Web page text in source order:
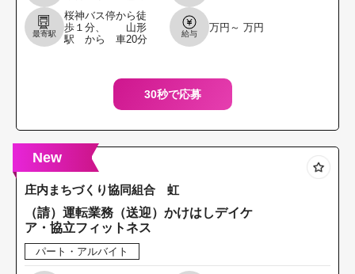
※応募の際は、ハ
ローワークからの
「紹介状の交付」
最寄駅
桜神バス停から徒
歩１分、 山形
駅 から 車20分
給与
万円～ 万円
30秒で応募
New
庄内まちづくり協同組合 虹
（請）運転業務（送迎）かけはしデイケ
ア・協立フィットネス
パート・アルバイト